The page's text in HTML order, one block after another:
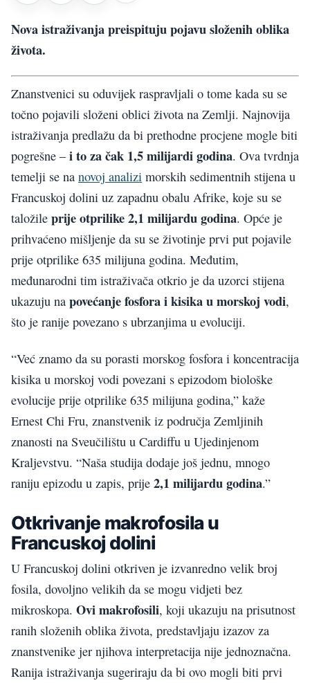
Nova istraživanja preispituju pojavu složenih oblika
života.
Znanstvenici su oduvijek raspravljali o tome kada su se
točno pojavili složeni oblici života na Zemlji. Najnovija
istraživanja predlažu da bi prethodne procjene mogle biti
pogrešne –i to za čak 1,5 milijardi godina. Ova tvrdnja
temelji se na novoj analizi morskih sedimentnih stijena u
Francuskoj dolini uz zapadnu obalu Afrike, koje su se
taložile prije otprilike 2,1 milijardu godina. Opće je
prihvaćeno mišljenje da su se životinje prvi put pojavile
prije otprilike 635 milijuna godina. Međutim,
međunarodni tim istraživača otkrio je da uzorci stijena
ukazuju na povećanje fosfora i kisika u morskoj vodi,
što je ranije povezano s ubrzanjima u evoluciji.
“Već znamo da su porasti morskog fosfora i koncentracija
kisika u morskoj vodi povezani s epizodom biološke
evolucije prije otprilike 635 milijuna godina,” kaže
Ernest Chi Fru, znanstvenik iz područja Zemljinih
znanosti na Sveučilištu u Cardiffu u Ujedinjenom
Kraljevstvu. “Naša studija dodaje još jednu, mnogo
raniju epizodu u zapis, prije 2,1 milijardu godina.”
Otkrivanje makrofosila u
Francuskoj dolini
U Francuskoj dolini otkriven je izvanredno velik broj
fosila, dovoljno velikih da se mogu vidjeti bez
mikroskopa. Ovi makrofosili, koji ukazuju na prisutnost
ranih složenih oblika života, predstavljaju izazov za
znanstvenike jer njihova interpretacija nije jednoznačna.
Ranija istraživanja sugeriraju da bi ovo mogli biti prvi